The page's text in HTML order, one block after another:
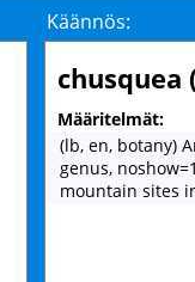
Käännös:
chusquea
Määritelmät:
(lb, en, botany)
genus,
mountain sites